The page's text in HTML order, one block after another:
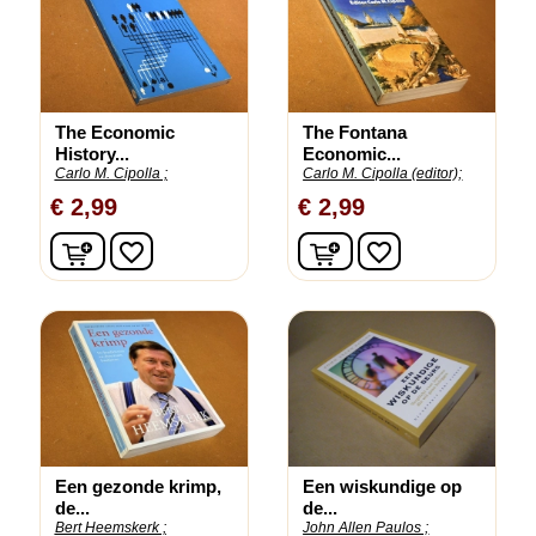
The Economic
History...
Carlo M. Cipolla ;
€ 2,99
In winkelwagen
favorite_border
The Fontana
Economic...
Carlo M. Cipolla (editor);
€ 2,99
In winkelwagen
favorite_border
Een gezonde krimp,
de...
Bert Heemskerk ;
Een wiskundige op
de...
John Allen Paulos ;